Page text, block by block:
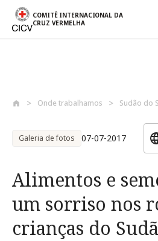
COMITÊ INTERNACIONAL DA
CRUZ VERMELHA
Onde trabalhamos Sudão do
Galeria de fotos 07-07-2017
Alimentos e
um sorriso nos
crianças do